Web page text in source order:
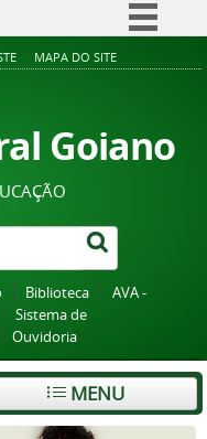
Simplifique!
à informação
Legislação
Canais
MAPA DO SITE
Goiano
Biblioteca
AVA -
Sistema de
Ouvidoria
MENU